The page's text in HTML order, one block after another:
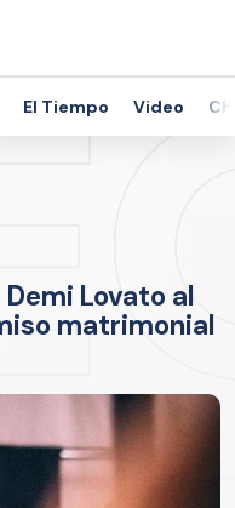
El Tiempo Video
Lovato al
matrimonial